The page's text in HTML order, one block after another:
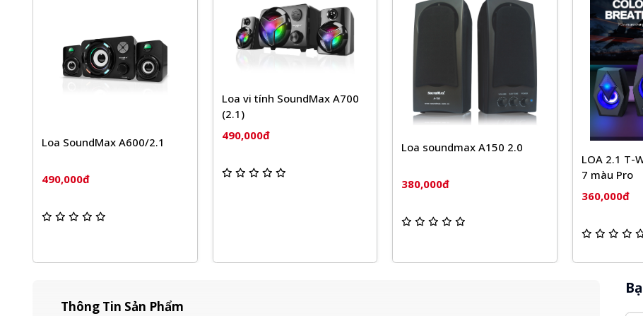
Loa SoundMax A600/2.1
490,000đ
Loa vi tính SoundMax A700
(2.1)
490,000đ
Loa soundmax A150 2.0
380,000đ
LOA 2.1 T-
7 màu Pro
360,000đ
Thông Tin Sản Phẩm